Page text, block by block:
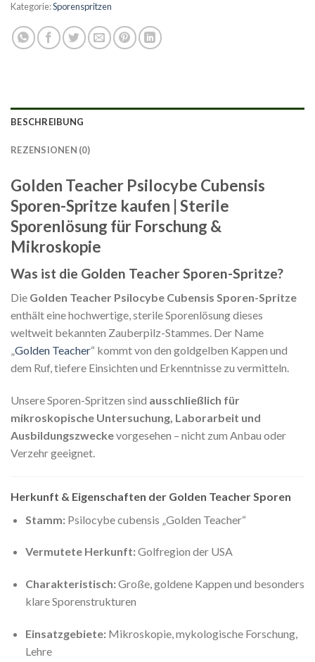
Kategorie:Sporenspritzen
BESCHREIBUNG
REZENSIONEN (0)
Golden Teacher Psilocybe Cubensis
Sporen-Spritze kaufen | Sterile
Sporenlösung für Forschung &
Mikroskopie
Was ist die Golden Teacher Sporen-Spritze?
Die Golden Teacher Psilocybe Cubensis Sporen-Spritze
enthält eine hochwertige, sterile Sporenlösung dieses
weltweit bekannten Zauberpilz-Stammes. Der Name
„Golden Teacher“ kommt von den goldgelben Kappen und
dem Ruf, tiefere Einsichten und Erkenntnisse zu vermitteln.
Unsere Sporen-Spritzen sind ausschließlich für
mikroskopische Untersuchung, Laborarbeit und
Ausbildungszweckevorgesehen – nicht zum Anbau oder
Verzehr geeignet.
Herkunft & Eigenschaften der Golden Teacher Sporen
Stamm:Psilocybe cubensis „Golden Teacher“
Vermutete Herkunft:Golfregion der USA
Charakteristisch:Große, goldene Kappen und besonders
klare Sporenstrukturen
Einsatzgebiete:Mikroskopie, mykologische Forschung,
Lehre